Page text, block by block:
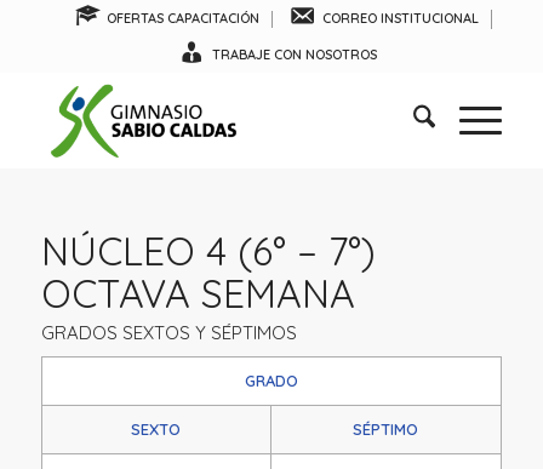
OFERTAS CAPACITACIÓN CORREO INSTITUCIONAL
TRABAJE CON NOSOTROS
NÚCLEO 4 (6° – 7°)
OCTAVA SEMANA
GRADOS SEXTOS Y SÉPTIMOS
GRADO
SEXTO SÉPTIMO